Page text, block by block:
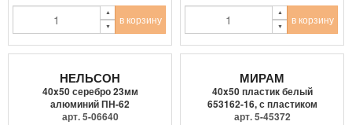
в корзину в корзину
НЕЛЬСОН
40x50 серебро 23мм
алюминий ПН-62
арт. 5-06640
МИРАМ
40x50 пластик белый
653162-16, с пластиком
арт. 5-45372